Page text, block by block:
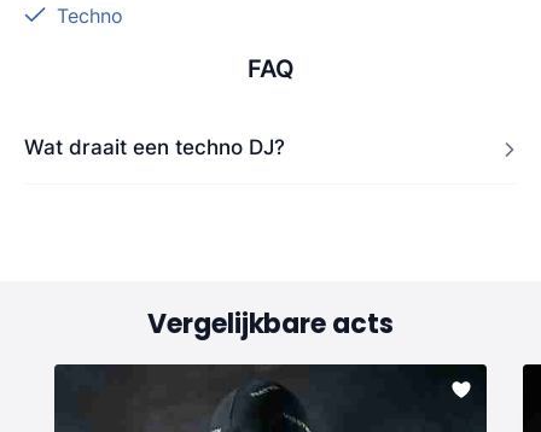
Techno
FAQ
Wat draait een techno DJ?
Vergelijkbare acts